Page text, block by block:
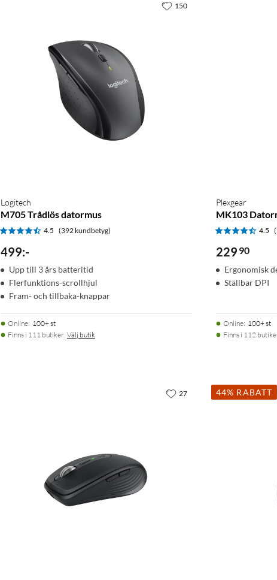
Logitech
M705 Trådlös datormus
4.5 (392 kundbetyg)
499:-
Upp till 3 års batteritid
Flerfunktions-scrollhjul
Fram- och tillbaka-knappar
Online: 100+ st
Finns i 111 butiker. Välj butik
150
Plexgear
MK103
4.5
229 90
Ergonomisk
Ställbar DPI
Online: 100+ st
Finns i 112
27 44% RABATT